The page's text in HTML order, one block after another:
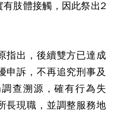
肢體接觸，因此祭出2
指出，後續雙方已達成
申訴，不再追究刑事及
查溯源，確有行為失
長現職，並調整服務地